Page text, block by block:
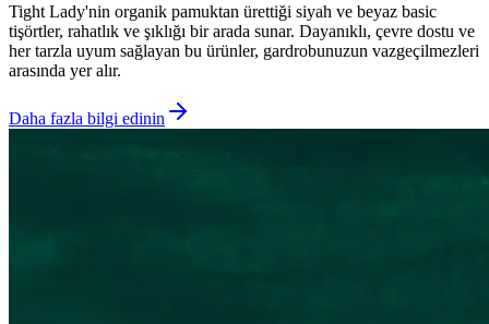
Tight Lady'nin organik pamuktan ürettiği siyah ve beyaz basic
tişörtler, rahatlık ve şıklığı bir arada sunar. Dayanıklı, çevre dostu ve
her tarzla uyum sağlayan bu ürünler, gardrobunuzun vazgeçilmezleri
arasında yer alır.
Daha fazla bilgi edinin